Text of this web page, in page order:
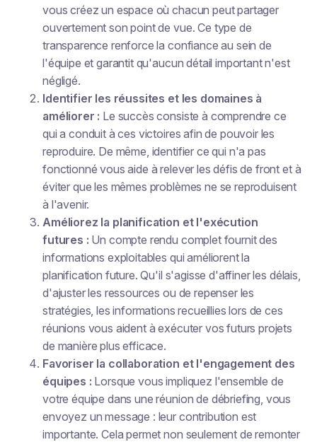
vous créez un espace où chacun peut partager
ouvertement son point de vue. Ce type de
transparence renforce la confiance au sein de
l'équipe et garantit qu'aucun détail important n'est
négligé.
Identifier les réussites et les domaines à
améliorer : Le succès consiste à comprendre ce
qui a conduit à ces victoires afin de pouvoir les
reproduire. De même, identifier ce qui n'a pas
fonctionné vous aide à relever les défis de front et à
éviter que les mêmes problèmes ne se reproduisent
à l'avenir.
Améliorez la planification et l'exécution
futures : Un compte rendu complet fournit des
informations exploitables qui améliorent la
planification future. Qu'il s'agisse d'affiner les délais,
d'ajuster les ressources ou de repenser les
stratégies, les informations recueillies lors de ces
réunions vous aident à exécuter vos futurs projets
de manière plus efficace.
Favoriser la collaboration et l'engagement des
équipes : Lorsque vous impliquez l'ensemble de
votre équipe dans une réunion de débriefing, vous
envoyez un message : leur contribution est
importante. Cela permet non seulement de remonter